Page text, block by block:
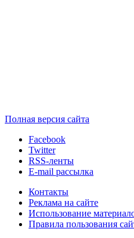
Полная версия сайта
Facebook
Twitter
RSS-ленты
E-mail рассылка
Контакты
Реклама на сайте
Использование
Правила пользования